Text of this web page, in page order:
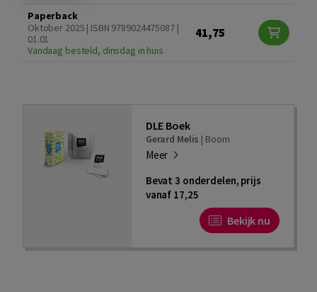
Paperback
Oktober 2025 | ISBN 9789024475087 |
01.01
Vandaag besteld, dinsdag in huis
41,75
DLE Boek
Gerard Melis | Boom
Meer
Bevat 3 onderdelen, prijs
vanaf 17,25
Bekijk nu